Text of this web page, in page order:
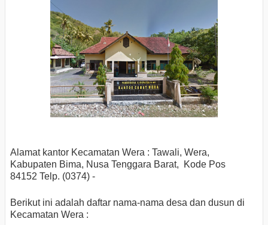
Alamat kantor Kecamatan Wera : Tawali, Wera,
Kabupaten Bima, Nusa Tenggara Barat, Kode Pos
84152 Telp. (0374) -
Berikut ini adalah daftar nama-nama desa dan dusun di
Kecamatan Wera :